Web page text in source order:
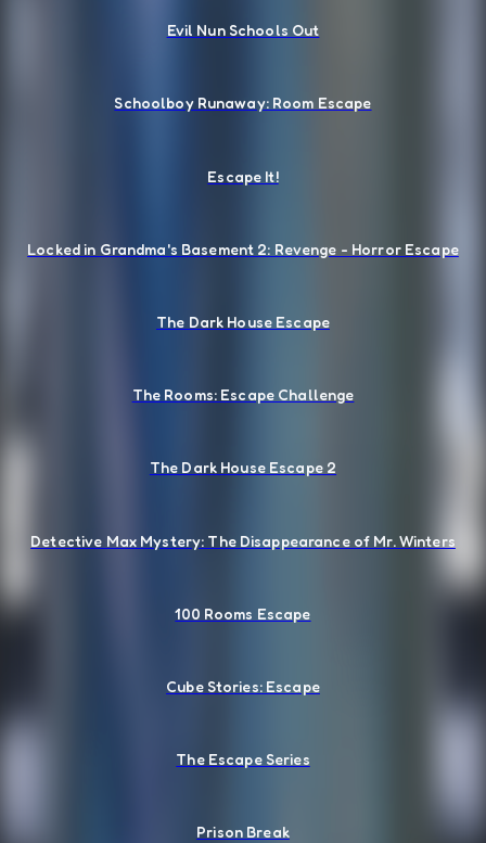
Evil Nun Schools Out
Schoolboy Runaway: Room Escape
Escape It!
Locked in Grandma's Basement 2: Revenge - Horror Escape
The Dark House Escape
The Rooms: Escape Challenge
The Dark House Escape 2
Detective Max Mystery: The Disappearance of Mr. Winters
100 Rooms Escape
Cube Stories: Escape
The Escape Series
Prison Break